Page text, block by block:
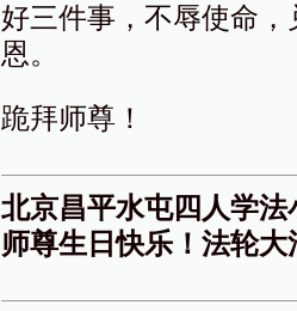
好三件事，不辱使命
恩。
跪拜师尊！
北京昌平水屯四人学
师尊生日快乐！法轮